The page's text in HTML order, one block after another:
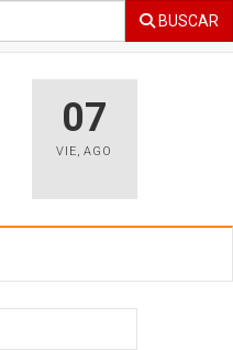
BUSCAR
07
VIE,AGO